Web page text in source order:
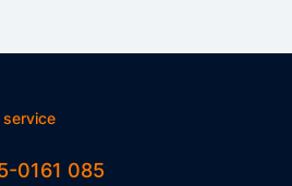
service
0161 085